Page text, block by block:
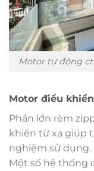
Motor tự động
Motor điều
Phần lớn rèm
khiển từ xa giúp
nghiệm sử dụng.
Một số hệ thống